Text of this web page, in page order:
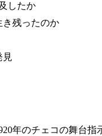
したか
き残ったのか
見
年のチェコの舞台